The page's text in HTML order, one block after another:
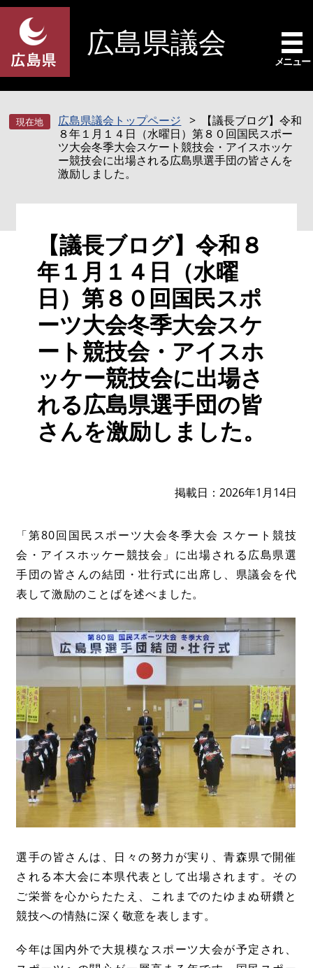
ペ
先
頭
す
メ
を
飛
し
広島県議会
メニュー
広島県議会トップページ
【議長ブログ】令和
８年１月１４日（水曜日）第８０回国民スポー
ツ大会冬季大会スケート競技会・アイスホッケ
ー競技会に出場される広島県選手団の皆さんを
激励しました。
【議長ブログ】令和８
年１月１４日（水曜
日）第８０回国民スポ
ーツ大会冬季大会スケ
ート競技会・アイスホ
ッケー競技会に出場さ
れる広島県選手団の皆
さんを激励しました。
掲載日 2026年1月14日
「第80回国民スポーツ大会冬季大会 スケート競技
会・アイスホッケー競技会」に出場される広島県選
手団の皆さんの結団・壮行式に出席し、県議会を代
表して激励のことばを述べました。
選手の皆さんは、日々の努力が実り、青森県で開催
される本大会に本県代表として出場されます。その
ご栄誉を心からたたえ、これまでのたゆまぬ研鑽と
競技への情熱に深く敬意を表します。
今年は国内外で大規模なスポーツ大会が予定され、